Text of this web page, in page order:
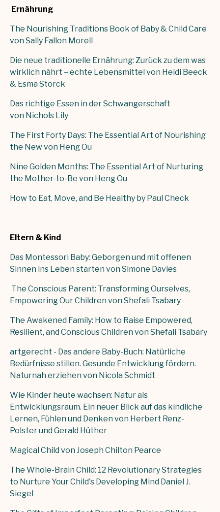
Ernährung
The Nourishing Traditions Book of Baby & Child Care
von Sally Fallon Morell
Die neue traditionelle Ernährung: Zurück zu dem was
wirklich nährt – echte Lebensmittel von Heidi Beeck
& Esma Storck
Das richtige Essen in der Schwangerschaft
von Nichols Lily
The First Forty Days: The Essential Art of Nourishing
the New von Heng Ou
Nine Golden Months: The Essential Art of Nurturing
the Mother-to-Be von Heng Ou
How to Eat, Move, and Be Healthy by Paul Check
Eltern & Kind
Das Montessori Baby: Geborgen und mit offenen
Sinnen ins Leben starten von Simone Davies
The Conscious Parent: Transforming Ourselves,
Empowering Our Children von Shefali Tsabary
The Awakened Family: How to Raise Empowered,
Resilient, and Conscious Children von Shefali Tsabary
artgerecht - Das andere Baby-Buch: Natürliche
Bedürfnisse stillen. Gesunde Entwicklung fördern.
Naturnah erziehen von Nicola Schmidt
Wie Kinder heute wachsen: Natur als
Entwicklungsraum. Ein neuer Blick auf das kindliche
Lernen, Fühlen und Denken von Herbert Renz-
Polster und Gerald Hüther
Magical Child von Joseph Chilton Pearce
The Whole-Brain Child: 12 Revolutionary Strategies
to Nurture Your Child's Developing Mind Daniel J.
Siegel